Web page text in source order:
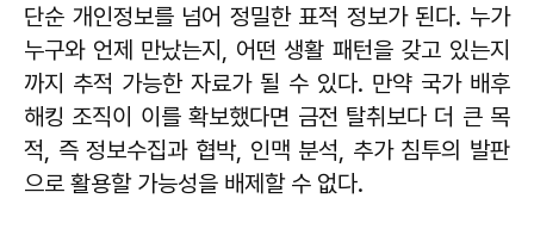
단순 개인정보를 넘어 정밀한 표적 정보가 된다. 누가
누구와 언제 만났는지, 어떤 생활 패턴을 갖고 있는지
까지 추적 가능한 자료가 될 수 있다. 만약 국가 배후
해킹 조직이 이를 확보했다면 금전 탈취보다 더 큰 목
적, 즉 정보수집과 협박, 인맥 분석, 추가 침투의 발판
으로 활용할 가능성을 배제할 수 없다.